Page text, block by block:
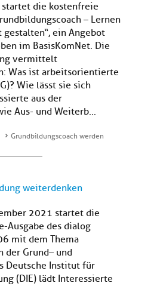
die kostenfreie
– Lernen
ein Angebot
im BasisKomNet. Die
vermittelt
Was ist arbeitsorientierte
Wie lässt sie sich
aus der
Aus- und Weiterb...
Grundbildungscoach werden
weiterdenken
2021 startet die
Ausgabe des dialog
mit dem Thema
der Grund– und
Deutsche Institut für
(DIE) lädt Interessierte